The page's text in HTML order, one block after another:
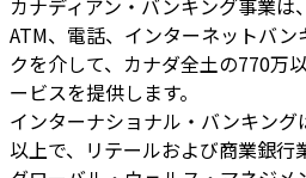
カナディアン・バンキング事業
ATM、電話、インターネットバ
クを介して、カナダ全土の770万
ービスを提供します。
インターナショナル・バンキン
以上で、リテールおよび商業銀行